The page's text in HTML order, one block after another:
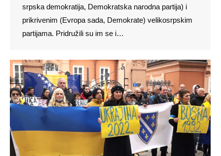
srpska demokratija, Demokratska narodna partija) i
prikrivenim (Evropa sada, Demokrate) velikosrpskim
partijama. Pridružili su im se i…